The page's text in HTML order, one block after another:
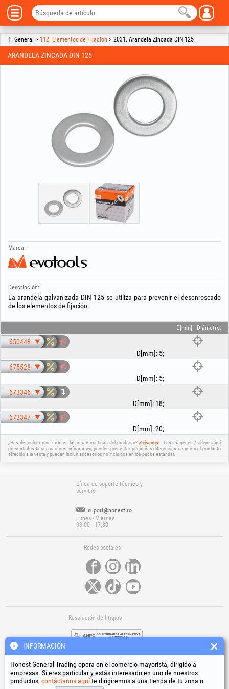
1. General > 112. Elementos de Fijación > 2031. Arandela Zincada DIN 125
ARANDELA ZINCADA DIN 125
Marca:
Descripción:
La arandela galvanizada DIN 125 se utiliza para prevenir el desenroscado
de los elementos de fijación.
D[mm] - Diámetro;
650448
D[mm]: 5;
675528
D[mm]: 5;
673346
D[mm]: 18;
673347
D[mm]:20;
¿Has descubierto un error en las características del producto?¡Avísanos!
Las imágenes / vídeos aquí
presentados tienen carácter informativo, pueden presentar pequeñas diferencias respecto al producto
ofrecido a la venta y pueden incluir accesorios no incluidos en los packs estándar.
Línea de soporte técnico y
servicio
suport@honest.ro
Lunes - Viernes
08:00 - 17:30
Redes sociales
Resolución de litigios
INFORMACIÓN
Honest General Trading opera en el comercio mayorista, dirigido a
empresas. Si eres particular y estás interesado en uno de nuestros
productos, contáctanos aquíte dirigiremos a una tienda de tu zona o